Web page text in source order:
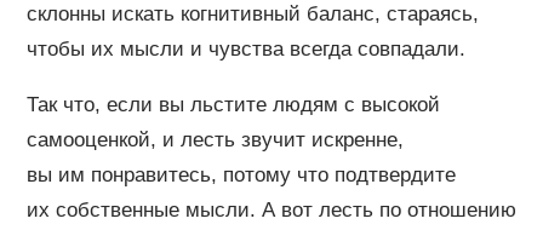
склонны искать когнитивный баланс, стараясь,
чтобы их мысли и чувства всегда совпадали.
Так что, если вы льстите людям с высокой
самооценкой, и лесть звучит искренне,
вы им понравитесь, потому что подтвердите
их собственные мысли. А вот лесть по отношению